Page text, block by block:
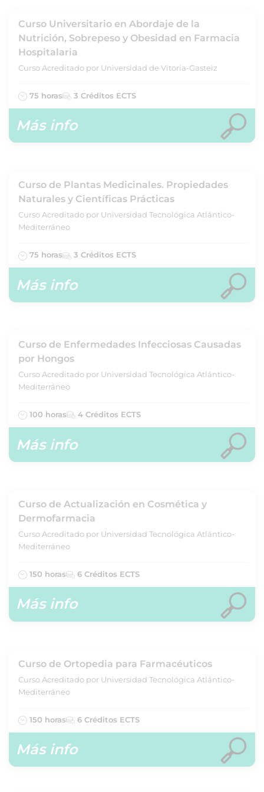
Curso Universitario en Abordaje de la
Nutrición, Sobrepeso y Obesidad en Farmacia
Hospitalaria
Curso Acreditado por Universidad de Vitoria-Gasteiz
75 horas 3 Créditos ECTS
Más info
Curso de Plantas Medicinales. Propiedades
Naturales y Científicas Prácticas
Curso Acreditado por Universidad Tecnológica Atlántico-
Mediterráneo
75 horas 3 Créditos ECTS
Más info
Curso de Enfermedades Infecciosas Causadas
por Hongos
Curso Acreditado por Universidad Tecnológica Atlántico-
Mediterráneo
100 horas 4 Créditos ECTS
Más info
Curso de Actualización en Cosmética y
Dermofarmacia
Curso Acreditado por Universidad Tecnológica Atlántico-
Mediterráneo
150 horas 6 Créditos ECTS
Más info
Curso de Ortopedia para Farmacéuticos
Curso Acreditado por Universidad Tecnológica Atlántico-
Mediterráneo
150 horas 6 Créditos ECTS
Más info